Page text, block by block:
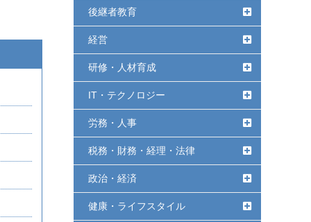
後継者教育
経営
研修・人材育成
IT・テクノロジー
労務・人事
税務・財務・経理・法律
政治・経済
健康・ライフスタイル